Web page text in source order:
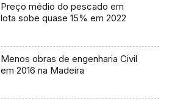
Preço médio do pescado em
lota sobe quase 15% em 2022
Menos obras de engenharia Civil
em 2016 na Madeira